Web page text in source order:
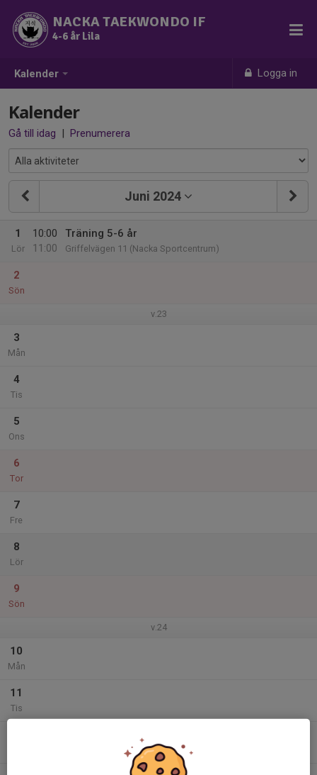
Kalender Logga in
NACKA TAEKWONDO IF
4-6 år Lila
Kalender
Gå till idag | Prenumerera
Juni 2024
1
Lör
10:00
11:00
Träning 5-6 år
Griffelvägen 11 (Nacka Sportcentrum)
2
Sön
v.23
3
Mån
4
Tis
5
Ons
6
Tor
7
Fre
8
Lör
9
Sön
v.24
10
Mån
11
Tis